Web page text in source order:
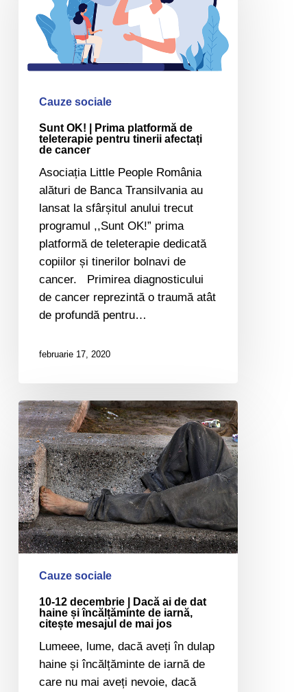
Prima
platformă
teleterapie
tinerii
cancer
Cauze sociale
Sunt OK! | Prima platformă de
teleterapie pentru tinerii afectați
de cancer
Asociația Little People România
alături de Banca Transilvania au
lansat la sfârșitul anului trecut
programul ,,Sunt OK!” prima
platformă de teleterapie dedicată
copiilor și tinerilor bolnavi de
cancer. Primirea diagnosticului
de cancer reprezintă o traumă atât
de profundă pentru…
februarie 17, 2020
10-
12
decembrie
|
Dacă
ai
de
dat
haine
iarnă,
citește
mesajul
Cauze sociale
10-12 decembrie | Dacă ai de dat
haine și încălțăminte de iarnă,
citește mesajul de mai jos
Lumeee, lume, dacă aveți în dulap
haine și încălțăminte de iarnă de
care nu mai aveți nevoie, dacă